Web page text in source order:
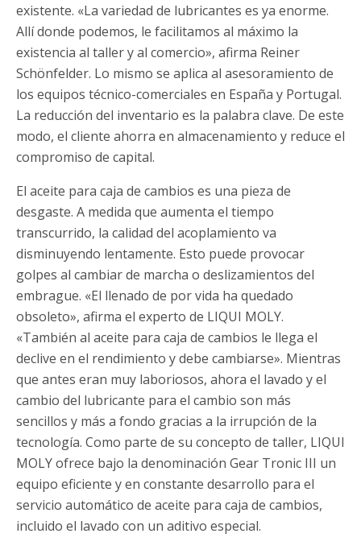
existente. «La variedad de lubricantes es ya enorme.
Allí donde podemos, le facilitamos al máximo la
existencia al taller y al comercio», afirma Reiner
Schönfelder. Lo mismo se aplica al asesoramiento de
los equipos técnico-comerciales en España y Portugal.
La reducción del inventario es la palabra clave. De este
modo, el cliente ahorra en almacenamiento y reduce el
compromiso de capital.
El aceite para caja de cambios es una pieza de
desgaste. A medida que aumenta el tiempo
transcurrido, la calidad del acoplamiento va
disminuyendo lentamente. Esto puede provocar
golpes al cambiar de marcha o deslizamientos del
embrague. «El llenado de por vida ha quedado
obsoleto», afirma el experto de LIQUI MOLY.
«También al aceite para caja de cambios le llega el
declive en el rendimiento y debe cambiarse». Mientras
que antes eran muy laboriosos, ahora el lavado y el
cambio del lubricante para el cambio son más
sencillos y más a fondo gracias a la irrupción de la
tecnología. Como parte de su concepto de taller, LIQUI
MOLY ofrece bajo la denominación Gear Tronic III un
equipo eficiente y en constante desarrollo para el
servicio automático de aceite para caja de cambios,
incluido el lavado con un aditivo especial.